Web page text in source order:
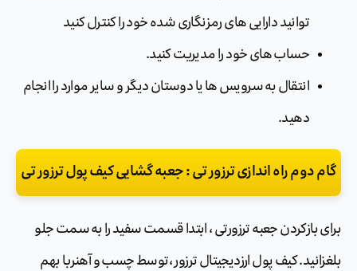
توانید دارایی های رمزنگاری شده خود را کنترل کنید
حساب های خود را مدیریت کنید.
انتقال به سرویس ها یا دوستان دیگر و سایر موارد را انجام
دهید.
گام دوم راه اندازی ترزور تی : جعبه گشایی کیف پول ترزور تی
برای بازکردن جعبه ترزورتی ، ابتدا قسمت سفید را به سمت جلو
بلغزانید. کیف پول ارزدیجیتال ترزور ،توسط چسب و آهنربا بهم